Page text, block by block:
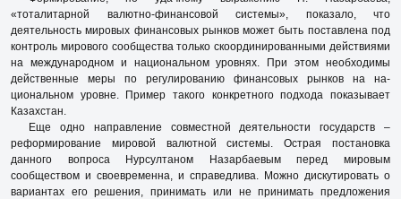
«тоталитарной валютно-финансовой системы», показало, что
деятельность мировых финансовых рынков может быть поставлена под
контроль мирового сообщества только скоординированными действиями
на международном и национальном уровнях. При этом необходимы
действенные меры по регулированию финансовых рынков на на­
циональном уровне. Пример такого конкретного подхода показывает
Казахстан.
Еще одно направление совместной деятельности государств –
реформирование мировой валютной системы. Острая постановка
данного вопроса Нурсултаном Назарбаевым перед мировым
сообществом и своевременна, и справедлива. Можно дискутировать о
вариантах его решения, принимать или не принимать предложения